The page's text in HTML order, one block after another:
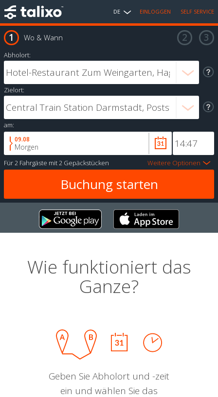
DE EINLOGGEN SELF SERVICE
Wo & Wann
Abholort:
Zielort:
am:
09.08
Morgen
Für2 Fahrgäste mit2 Gepäckstücken Weitere Optionen
Wie funktioniert das
Ganze?
Geben Sie Abholort und -zeit
ein und wählen Sie das